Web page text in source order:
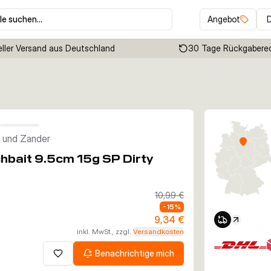
suchen… Angebot
Versand aus Deutschland 30 Tage
Zander
9.5cm 15g SP Dirty
10,99 €
-15%
9,34 €
inkl. MwSt., zzgl.Versandkosten
Zur Wunschliste hinzufügen
Benachrichtige mich